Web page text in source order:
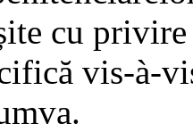
cu
vis-à-